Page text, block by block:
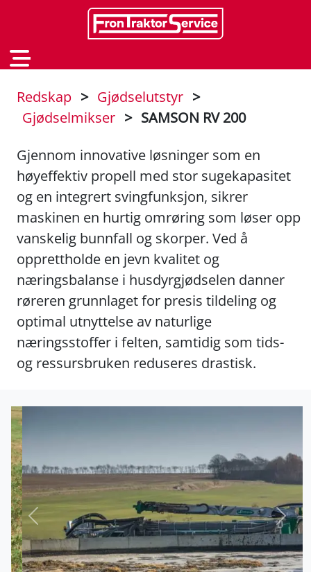
Redskap > Gjødselutstyr >
Gjødselmikser > SAMSON RV 200
Gjennom innovative løsninger som en
høyeffektiv propell med stor sugekapasitet
og en integrert svingfunksjon, sikrer
maskinen en hurtig omrøring som løser opp
vanskelig bunnfall og skorper. Ved å
opprettholde en jevn kvalitet og
næringsbalanse i husdyrgjødselen danner
røreren grunnlaget for presis tildeling og
optimal utnyttelse av naturlige
næringsstoffer i felten, samtidig som tids-
og ressursbruken reduseres drastisk.
Forrige